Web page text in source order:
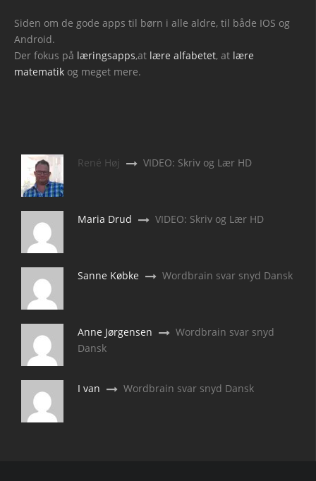
Siden om de gode apps til børn i alle aldre, til både IOS og
Android.
Der fokus på læringsapps,at lære alfabetet, at lære
matematik og meget mere.
René Høj VIDEO: Skriv og Lær HD
Maria Drud VIDEO: Skriv og Lær HD
Sanne Købke Wordbrain svar snyd Dansk
Anne Jørgensen
Wordbrain svar snyd
Dansk
I van Wordbrain svar snyd Dansk